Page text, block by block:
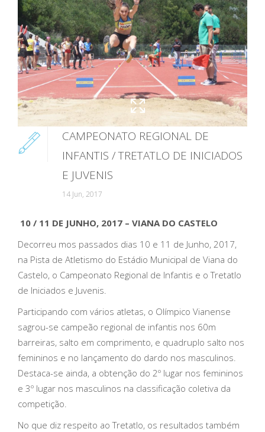
CAMPEONATO REGIONAL DE
INFANTIS / TRETATLO DE INICIADOS
E JUVENIS
14 Jun, 2017
10 / 11 DE JUNHO, 2017 – VIANA DO CASTELO
Decorreu mos passados dias 10 e 11 de Junho, 2017,
na Pista de Atletismo do Estádio Municipal de Viana do
Castelo, o Campeonato Regional de Infantis e o Tretatlo
de Iniciados e Juvenis.
Participando com vários atletas, o Olímpico Vianense
sagrou-se campeão regional de infantis nos 60m
barreiras, salto em comprimento, e quadruplo salto nos
femininos e no lançamento do dardo nos masculinos.
Destaca-se ainda, a obtenção do 2º lugar nos femininos
e 3º lugar nos masculinos na classificação coletiva da
competição.
No que diz respeito ao Tretatlo, os resultados também